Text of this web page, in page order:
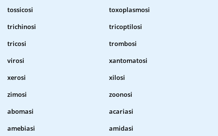
tossicosi
toxoplasmosi
trichinosi
tricoptilosi
tricosi
trombosi
virosi
xantomatosi
xerosi
xilosi
zimosi
zoonosi
abomasi
acariasi
amebiasi
amidasi